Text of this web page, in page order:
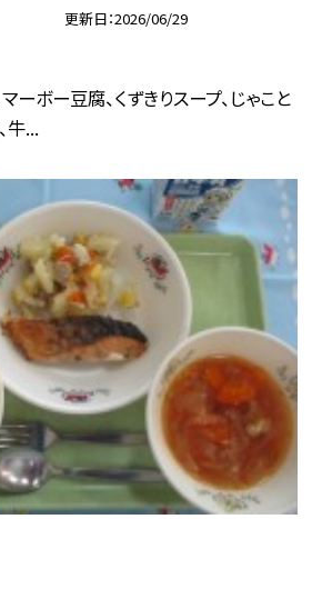
更新日 2026/06/29
ーボー豆腐、くずきりスープ、じゃこと
牛...